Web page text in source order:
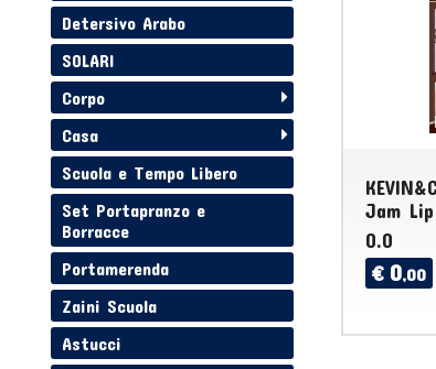
Jam
0.0
€ 0,00
Detersivo Arabo
SOLARI
Corpo
Casa
Scuola e Tempo Libero
Set Portapranzo e
Borracce
Portamerenda
Zaini Scuola
Astucci